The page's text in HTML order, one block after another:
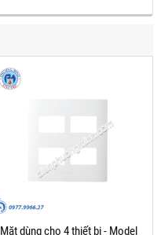
Mặt dùng cho 4 thiết bị - Model